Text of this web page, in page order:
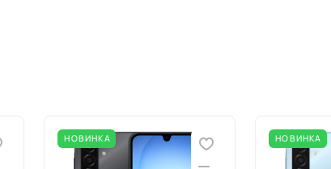
НОВИНКА НОВИНКА